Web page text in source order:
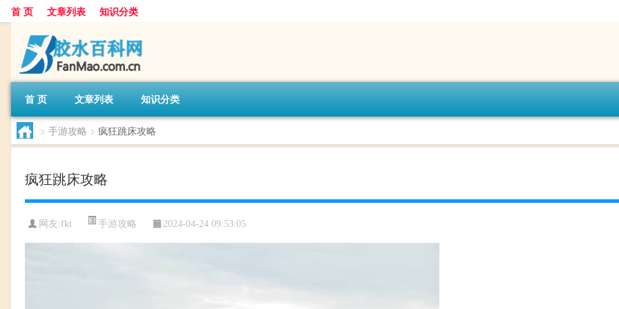
首 页 文章列表 知识分类
首 页 文章列表 知识分类
> 手游攻略 > 疯狂跳床攻略
疯狂跳床攻略
网友:fkt 手游攻略 2024-04-24 09:53:05